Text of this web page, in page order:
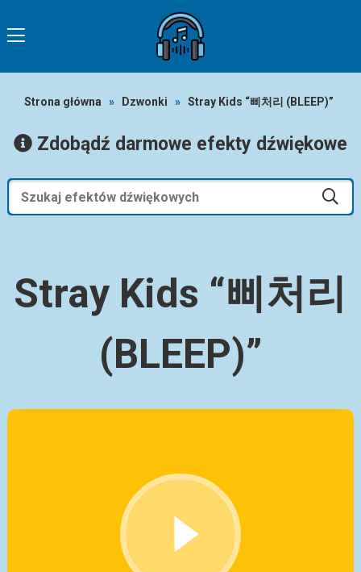
Strona główna » Dzwonki » Stray Kids “삐처리 (BLEEP)”
Zdobądź darmowe efekty dźwiękowe
Stray Kids “삐처리
(BLEEP)”